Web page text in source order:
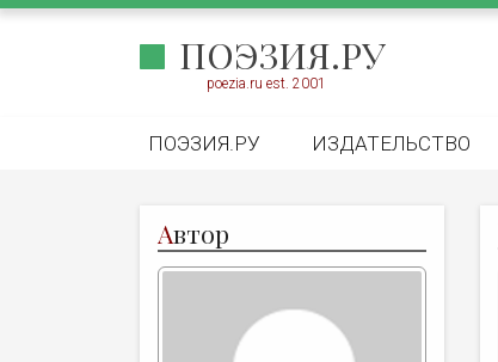
ПОЭЗИЯ.РУ
poezia.ru est. 2001
ПОЭЗИЯ.РУ ИЗДАТЕЛЬСТВО
Автор